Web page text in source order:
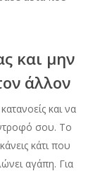
και μην
άλλον
και να
σου. Το
κάτι που
αγάπη. Για